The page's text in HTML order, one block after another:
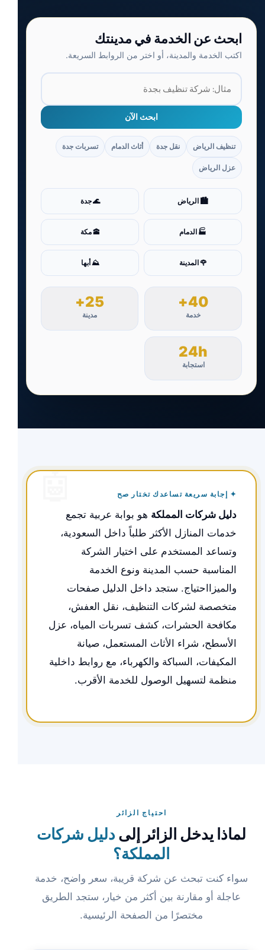
ابحث عن الخدمة في مدينتك
اكتب الخدمة والمدينة، أو اختر من الروابط السريعة.
ابحث الآن
تنظيف الرياض نقل جدة أثاث الدمام تسربات جدة
عزل الرياض
🏙️ الرياض 🌊 جدة
🏭 الدمام 🕋 مكة
🌹 المدينة ⛰️ أبها
40+
خدمة
25+
مدينة
24h
استجابة
✦ إجابة سريعة تساعدك تختار صح
دليل شركات المملكة هو بوابة عربية تجمع
خدمات المنازل الأكثر طلباً داخل السعودية،
وتساعد المستخدم على اختيار الشركة
المناسبة حسب المدينة ونوع الخدمة
والميزااحتياج. ستجد داخل الدليل صفحات
متخصصة لشركات التنظيف، نقل العفش،
مكافحة الحشرات، كشف تسربات المياه، عزل
الأسطح، شراء الأثاث المستعمل، صيانة
المكيفات، السباكة والكهرباء، مع روابط داخلية
منظمة لتسهيل الوصول للخدمة الأقرب.
احتياج الزائر
لماذا يدخل الزائر إلىدليل شركات
المملكة؟
سواء كنت تبحث عن شركة قريبة، سعر واضح، خدمة
عاجلة أو مقارنة بين أكثر من خيار، ستجد الطريق
مختصرًا من الصفحة الرئيسية.